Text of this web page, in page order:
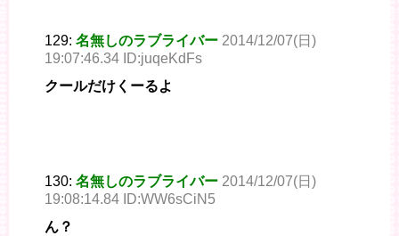
129: 名無しのラブライバー 2014/12/07(日)
19:07:46.34 ID:juqeKdFs
クールだけくーるよ
130: 名無しのラブライバー 2014/12/07(日)
19:08:14.84 ID:WW6sCiN5
ん？